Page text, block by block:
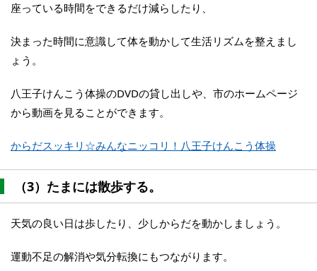
座っている時間をできるだけ減らしたり、
決まった時間に意識して体を動かして生活リズムを整えまし
ょう。
八王子けんこう体操のDVDの貸し出しや、市のホームページ
から動画を見ることができます。
からだスッキリ☆みんなニッコリ！八王子けんこう体操
（3）たまには散歩する。
天気の良い日は歩したり、少しからだを動かしましょう。
運動不足の解消や気分転換にもつながります。